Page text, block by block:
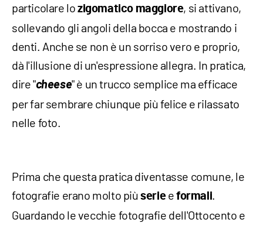
particolare lo zigomatico maggiore, si attivano,
sollevando gli angoli della bocca e mostrando i
denti. Anche se non è un sorriso vero e proprio,
dà l'illusione di un'espressione allegra. In pratica,
dire "cheese" è un trucco semplice ma efficace
per far sembrare chiunque più felice e rilassato
nelle foto.
Prima che questa pratica diventasse comune, le
fotografie erano molto piùseriee formali.
Guardando le vecchie fotografie dell'Ottocento e